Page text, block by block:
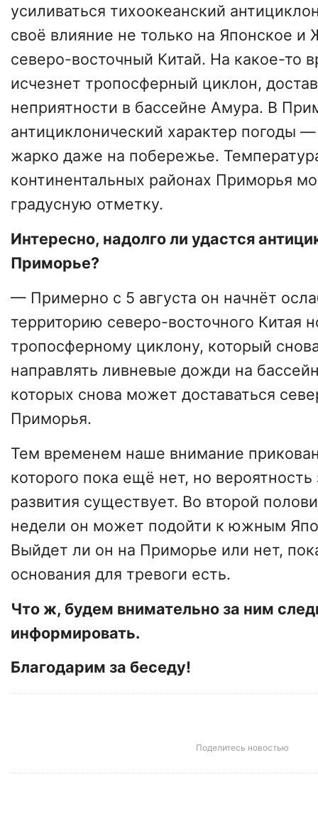
усиливаться тихоокеанский
своё влияние не только на Японское и
северо-восточный Китай. На какое-то
исчезнет тропосферный циклон,
неприятности в бассейне Амура. В
антициклонический характер погоды
жарко даже на побережье.
континентальных районах Приморья
градусную отметку.
Интересно, надолго ли удастся
Приморье?
— Примерно с 5 августа он начнёт
территорию северо-восточного Китая
тропосферному циклону, который
направлять ливневые дожди на
которых снова может доставаться
Приморья.
Тем временем наше внимание
которого пока ещё нет, но
развития существует. Во второй
недели он может подойти к южным
Выйдет ли он на Приморье или нет,
основания для тревоги есть.
Что ж, будем внимательно за ним
информировать.
Благодарим за беседу!
Поделитесь новостью